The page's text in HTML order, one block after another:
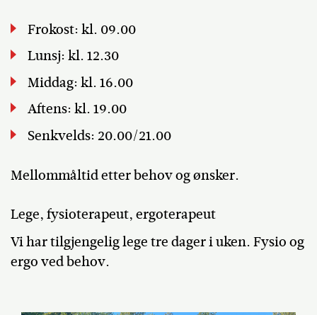
Frokost: kl. 09.00
Lunsj: kl. 12.30
Middag: kl. 16.00
Aftens: kl. 19.00
Senkvelds: 20.00/21.00
Mellommåltid etter behov og ønsker.
Lege, fysioterapeut, ergoterapeut
Vi har tilgjengelig lege tre dager i uken. Fysio og
ergo ved behov.